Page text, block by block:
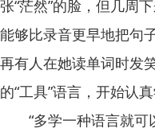
张“茫然”的脸，但几周
能够比录音更早地把句
再有人在她读单词时发
的“工具”语言，开始认
“多学一种语言就可